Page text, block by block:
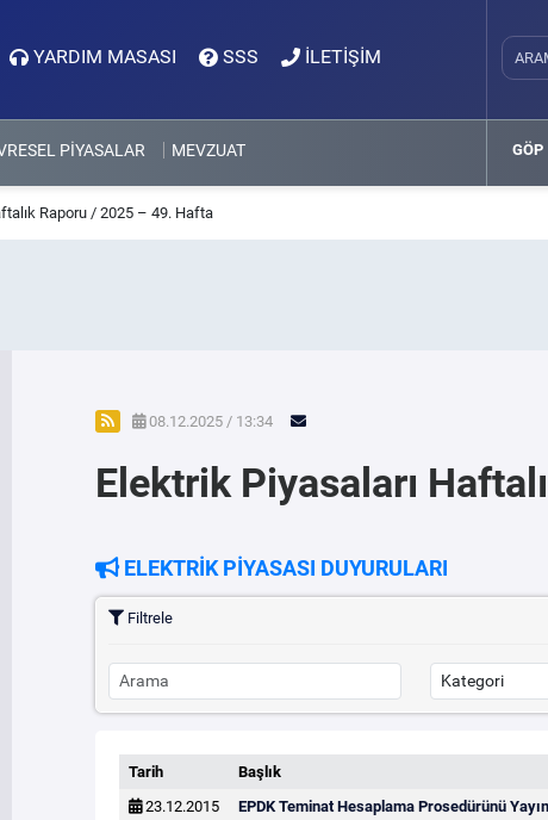
YARDIM MASASI SSS İLETİŞİM
PİYASALAR MEVZUAT GÖP
Raporu / 2025 – 49. Hafta
08.12.2025 / 13:34
Elektrik Piyasaları
ELEKTRİK PİYASASI DUYURULARI
Filtrele
Tarih Başlık
23.12.2015
EPDK Teminat Hesaplama Prosedürünü